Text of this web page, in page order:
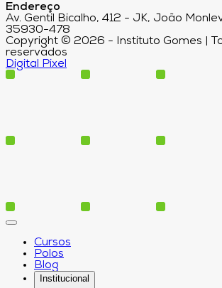
Endereço
Av. Gentil Bicalho, 412 - JK, João
35930-478
Copyright © 2026 - Instituto Gomes |
reservados
Digital Pixel
Cursos
Polos
Blog
Institucional